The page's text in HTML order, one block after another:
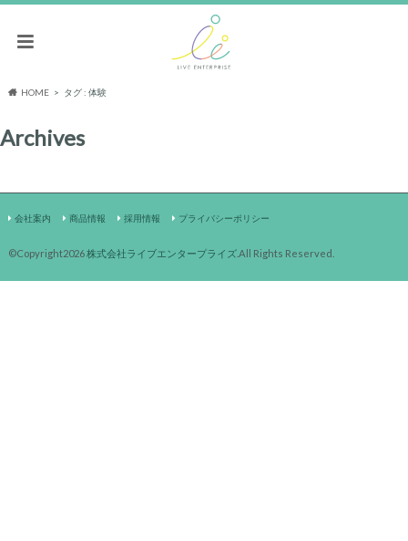
HOME タグ : 体験
Archives
会社案内 商品情報 採用情報 プライバシーポリシー
©Copyright2026株式会社ライブエンタープライズ.All Rights Reserved.